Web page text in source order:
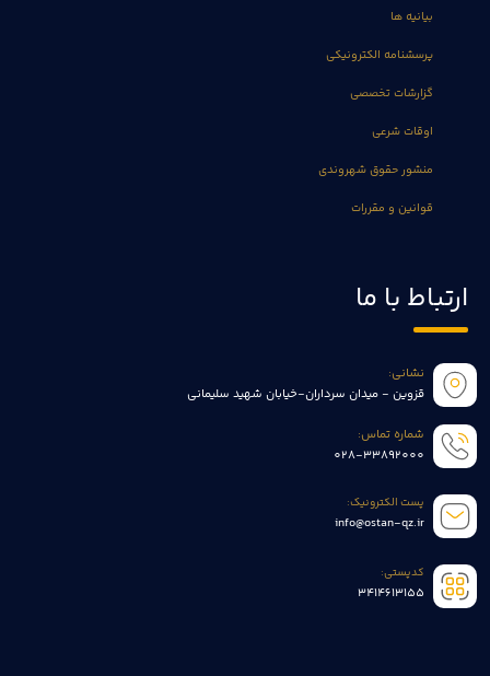
بیانیه ها
پرسشنامه الکترونیکی
گزارشات تخصصی
اوقات شرعی
منشور حقوق شهروندی
قوانین و مقررات
ارتباط با ما
نشانی:
قزوین - میدان سرداران-خیابان شهید سلیمانی
شماره تماس:
028-33892000
پست الکترونیک:
info@ostan-qz.ir
کدپستی:
3414613155